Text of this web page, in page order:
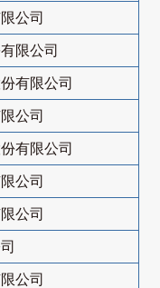
公司
限公司
有限公司
公司
有限公司
公司
公司
公司